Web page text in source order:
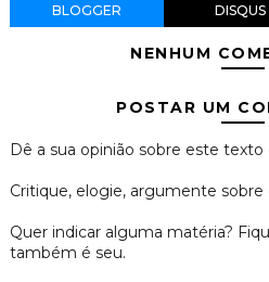
BLOGGER DISQUS
NENHUM
POSTAR UM
Dê a sua opinião sobre este
Critique, elogie, argumente
Quer indicar alguma matéria?
também é seu.